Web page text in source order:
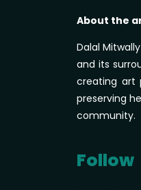
About the
Dalal
and its
creating art
preserving
community.
Follow